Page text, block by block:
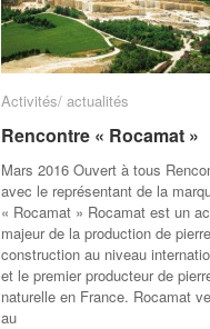
Activités/ actualités
Rencontre « Rocamat »
Mars 2016 Ouvert à tous
avec le représentant de la
« Rocamat » Rocamat est un
majeur de la production de
construction au niveau
et le premier producteur de
naturelle en France. Rocamat
au
Activités/ actualités
Rencontre « Rocamat »